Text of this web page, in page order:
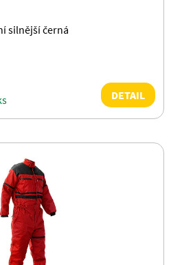
silnější černá
DETAIL